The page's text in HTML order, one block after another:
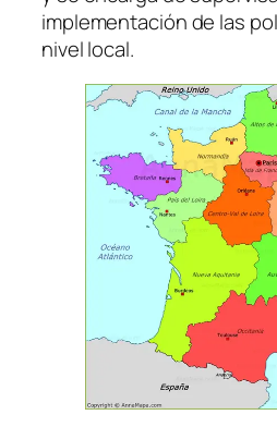
implementación de las
nivel local.